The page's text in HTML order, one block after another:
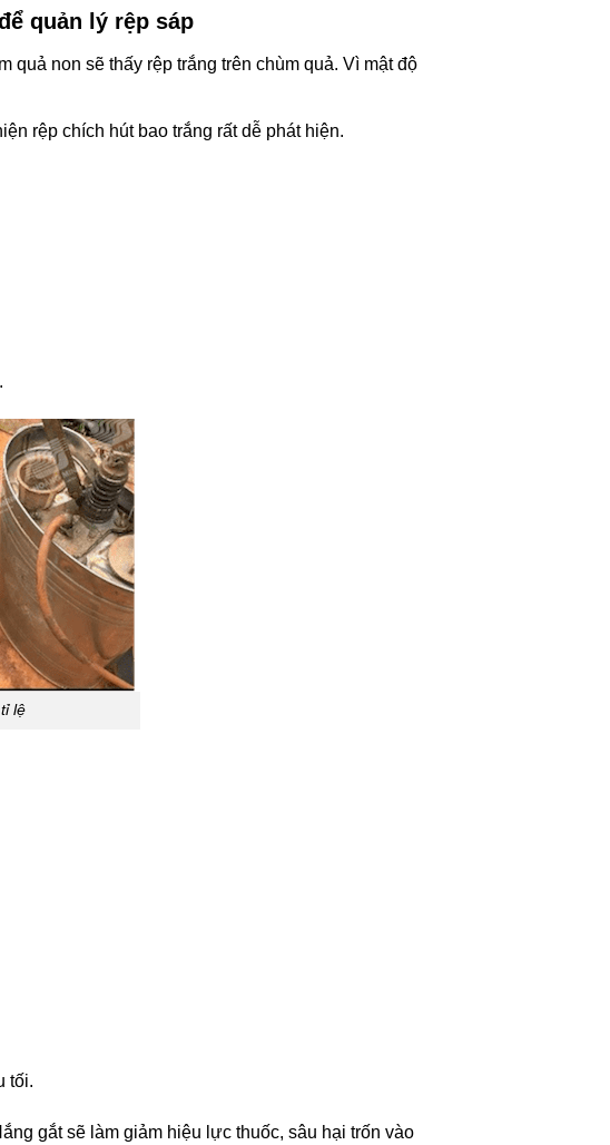
quản lý rệp sáp
non sẽ thấy rệp trắng trên chùm quả. Vì mật độ
rệp chích hút bao trắng rất dễ phát hiện.
lệ
tối.
gắt sẽ làm giảm hiệu lực thuốc, sâu hại trốn vào